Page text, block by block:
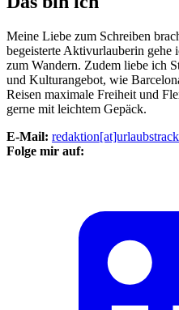
Meine Liebe zum Schreiben
begeisterte Aktivurlauberin gehe
zum Wandern. Zudem liebe ich
und Kulturangebot, wie
Reisen maximale Freiheit und
gerne mit leichtem Gepäck.
E-Mail:
Folge mir auf: